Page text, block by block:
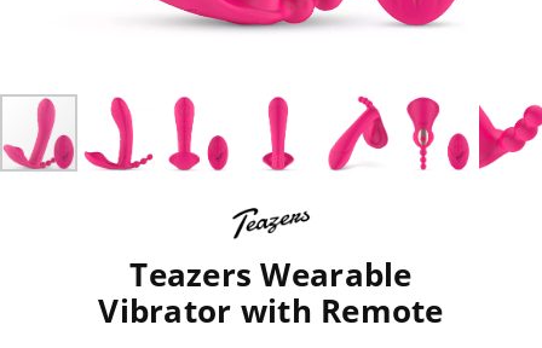
Teazers Wearable
Vibrator with Remote